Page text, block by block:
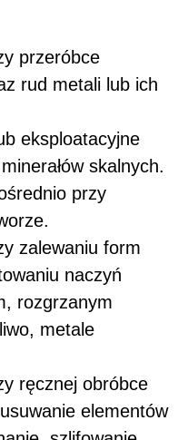
przeróbce
rud metali lub ich
eksploatacyjne
skalnych.
przy
zalewaniu form
naczyń
rozgrzanym
metale
ręcznej obróbce
elementów